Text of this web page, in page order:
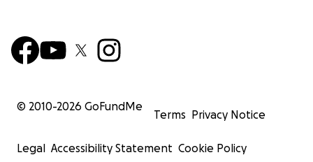
© 2010-2026 GoFundMe
Terms Privacy Notice
Legal Accessibility Statement Cookie Policy